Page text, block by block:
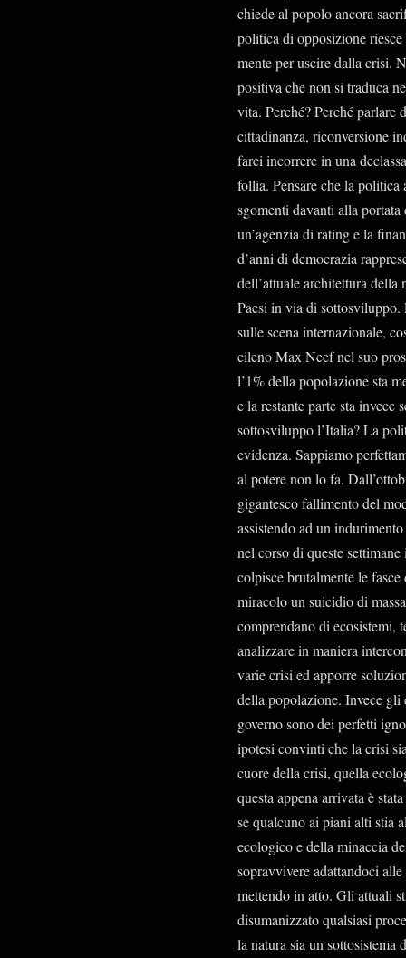
chiede al popolo ancora
politica di opposizione
mente per uscire dalla crisi.
positiva che non si traduca
vita. Perché? Perché
cittadinanza, riconversione
farci incorrere in una
follia. Pensare che la politica
sgomenti davanti alla
un’agenzia di rating e la
d’anni di democrazia
dell’attuale architettura della
Paesi in via di
sulle scena internazionale,
cileno Max Neef nel suo
l’1% della popolazione sta
e la restante parte sta invece
sottosviluppo l’Italia? La
evidenza. Sappiamo
al potere non lo fa.
gigantesco fallimento del
assistendo ad un
nel corso di queste
colpisce brutalmente le
miracolo un suicidio di
comprendano di ecosistemi,
analizzare in maniera
varie crisi ed apporre
della popolazione. Invece
governo sono dei perfetti
ipotesi convinti che la crisi
cuore della crisi, quella
questa appena arrivata è
se qualcuno ai piani alti stia
ecologico e della minaccia
sopravvivere adattandoci
mettendo in atto. Gli attuali
disumanizzato qualsiasi
la natura sia un sottosistema